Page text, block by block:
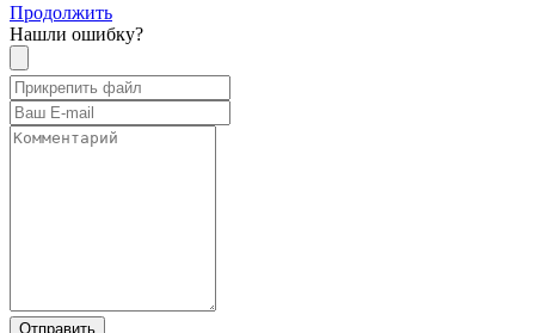
Продолжить
Нашли ошибку?